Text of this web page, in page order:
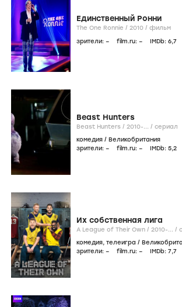
Единственный Ронни
The One Ronnie / 2010 / фильм
зрители: – film.ru: – IMDb: 6,7
Beast Hunters
Beast Hunters / 2010-... / сериал
комедия / Великобритания
зрители: – film.ru: – IMDb: 5,2
Их собственная лига
A League of Their Own / 2010-... /
комедия, телеигра /
зрители: – film.ru: – IMDb: 7,7